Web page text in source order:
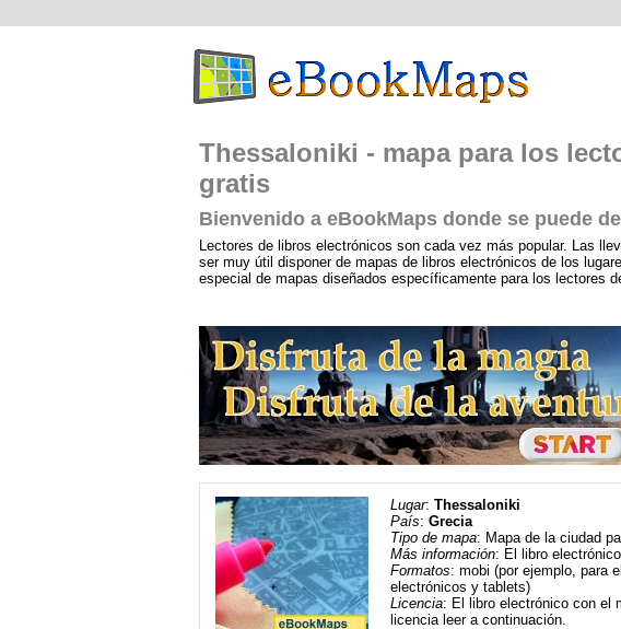
Thessaloniki - mapa para los
gratis
Bienvenido a eBookMaps donde se puede
Lectores de libros electrónicos son cada vez más popular. Las
ser muy útil disponer de mapas de libros electrónicos de los
especial de mapas diseñados específicamente para los lectores
Lugar: Thessaloniki
País: Grecia
Tipo de mapa: Mapa de la ciudad
Más información: El libro
Formatos: mobi (por ejemplo, para
electrónicos y tablets)
Licencia: El libro electrónico con el
licencia leer a continuación.